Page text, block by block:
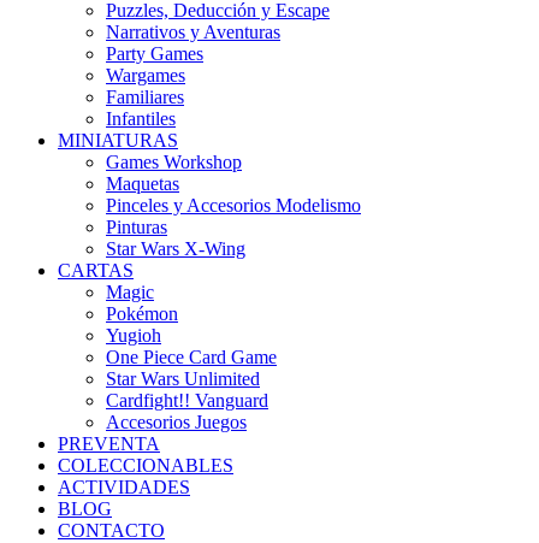
Puzzles, Deducción y Escape
Narrativos y Aventuras
Party Games
Wargames
Familiares
Infantiles
MINIATURAS
Games Workshop
Maquetas
Pinceles y Accesorios Modelismo
Pinturas
Star Wars X-Wing
CARTAS
Magic
Pokémon
Yugioh
One Piece Card Game
Star Wars Unlimited
Cardfight!! Vanguard
Accesorios Juegos
PREVENTA
COLECCIONABLES
ACTIVIDADES
BLOG
CONTACTO